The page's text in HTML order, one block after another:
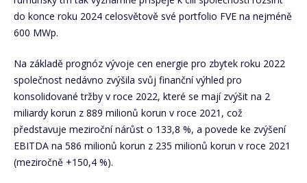
do konce roku 2024 celosvětově své portfolio FVE na nejméně
600 MWp.
Na základě prognóz vývoje cen energie pro zbytek roku 2022
společnost nedávno zvýšila svůj finanční výhled pro
konsolidované tržby v roce 2022, které se mají zvýšit na 2
miliardy korun z 889 milionů korun v roce 2021, což
představuje meziroční nárůst o 133,8 %, a povede ke zvýšení
EBITDA na 586 milionů korun z 235 milionů korun v roce 2021
(meziročně +150,4 %).